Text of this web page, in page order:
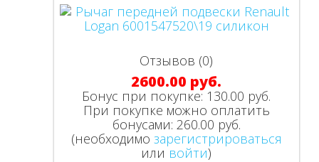
Отзывов (0)
2600.00 руб.
Бонус при покупке: 130.00 руб.
При покупке можно оплатить
бонусами: 260.00 руб.
(необходимо зарегистрироваться
или войти)